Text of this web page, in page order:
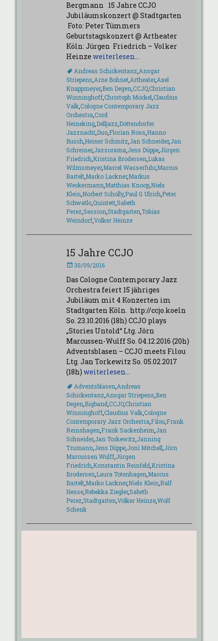
Bergmann 15 Jahre CCJO
Jubiläumskonzert @ Stadtgarten
Foto: Peter Tümmers
Geburtstagskonzert @ Artheater
Köln: Jürgen Friedrich – Volker
Heinze weiterlesen…
Schlagworte
Andreas Schickentanz Ansgar
Striepens Arne Bohnet, Artheater,Axel
Knappmeyer,Ben Degen CCJO,Christian
Winninghoff,Christoph Möckel Claudius
Valk,Cologne Contemporary Jazz
Orchestra Cord
Heineking, Delljazz Dottendorfer
Jazznacht, Duo, Florian Ross Hanno
Busch Heiner Schmitz Jan Schneider,Jan
Schreiner,Jazzorama Jens Düppe, Jürgen
Friedrich Kristina Brodersen Lukas
Wilmsmeyer,Marcel Wasserfuhr,Marcus
Bartelt, Marko Lackner,Markus
Weckermann Matthias Knoop, Niels
Klein Norbert Scholly,Paul G Ulrich Peter
Schwatlo,Quintett,Sabeth
Perez Session Stadtgarten Tobias
Weindorf,Volker Heinze
15 Jahre CCJO
Veröffentlicht
30/09/2016
Das Cologne Contemporary Jazz
Orchestra feiert 15 jähriges
Jubiläum mit 4 Konzerten im
Stadtgarten Köln. http://ccjo.koeln
So. 23.10.2016 (18h) CCJO plays
„Stories Untold“ Ltg. Jörn
Marcussen-Wulff So. 04.12.2016 (20h)
Adventsblasen – CCJO meets Filou
Ltg. Jan Torkewitz So. 05.02.2017
(18h) weiterlesen…
Schlagworte
Adventsblasen Andreas
Schickentanz Ansgar Striepens Ben
Degen Bigband CCJO,Christian
Winninghoff,Claudius Valk,Cologne
Contemporary Jazz Orchestra Filou Frank
Reinshagen Frank Sackenheim Jan
Schneider,Jan Torkewitz Janning
Trumann Jens Düppe, Joni Mitchell Jörn
Marcussen Wulff, Jürgen
Friedrich Konstantin Reinfeld Kristina
Brodersen Laura Totenhagen Marcus
Bartelt, Marko Lackner,Niels Klein Ralf
Hesse, Rebekka Ziegler,Sabeth
Perez Stadtgarten Volker Heinze,Wolf
Schenk